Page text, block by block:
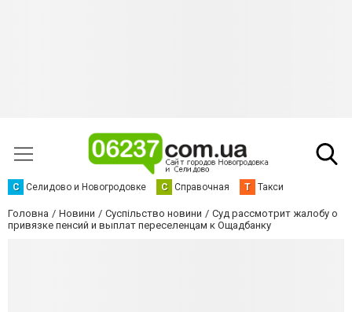
С Селидово и Новогродовке С Справочная Т Такси
Головна Новини Суспільство новини
Суд рассмотрит жалобу о
привязке пенсий и выплат переселенцам к Ощадбанку